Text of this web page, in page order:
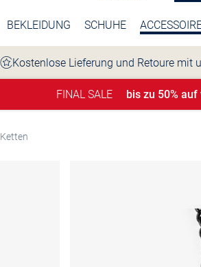
BEKLEIDUNG SCHUHE
Kostenlose Lieferung und Retoure mit
FINAL SALE bis zu 50%
Ketten